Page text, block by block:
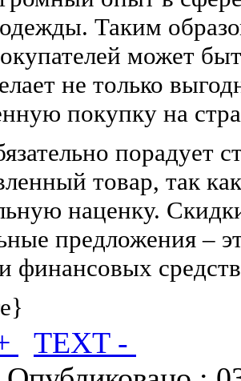
Таким
может
не только
покупку на
порадует
товар, так
наценку.
предложения –
финансовых
TEXT -